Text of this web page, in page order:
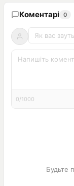
Коментарі 0
0/1000
Будьте